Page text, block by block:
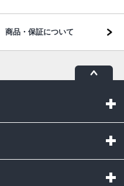
商品・保証について